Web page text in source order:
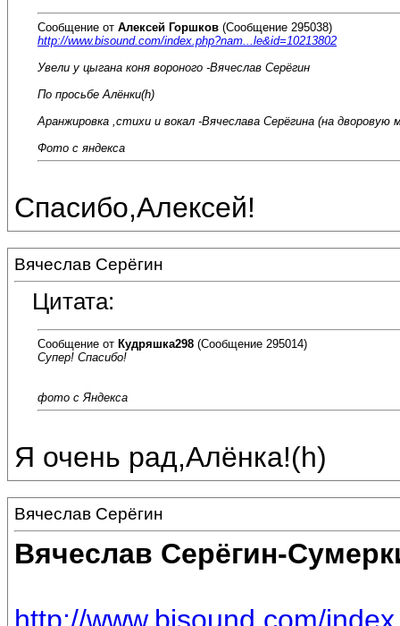
Сообщение от Алексей Горшков (Сообщение 295038)
http://www.bisound.com/index.php?nam...le&id=10213802
Увели у цыгана коня вороного -Вячеслав Серёгин
По просьбе Алёнки(h)
Аранжировка ,стихи и вокал -Вячеслава Серёгина (на дворовую
Фото с яндекса
Спасибо,Алексей!
Вячеслав Серёгин
Цитата:
Сообщение от Кудряшка298 (Сообщение 295014)
Супер! Спасибо!
фото с Яндекса
Я очень рад,Алёнка!(h)
Вячеслав Серёгин
Вячеслав Серёгин-